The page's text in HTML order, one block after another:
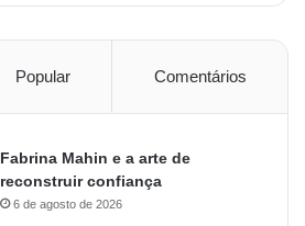
Popular Comentários
Fabrina Mahin e a arte de
reconstruir confiança
6 de agosto de 2026